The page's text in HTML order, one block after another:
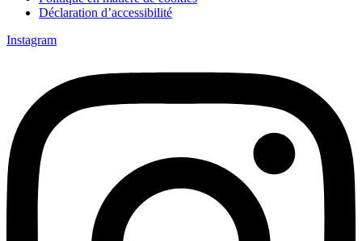
Déclaration d’accessibilité
Instagram